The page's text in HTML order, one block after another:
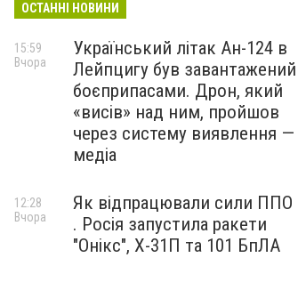
ОСТАННІ НОВИНИ
Український літак Ан-124 в
Лейпцигу був завантажений
боєприпасами. Дрон, який
«висів» над ним, пройшов
через систему виявлення —
медіа
15:59
Вчора
Як відпрацювали сили ППО
. Росія запустила ракети
"Онікс", Х-31П та 101 БпЛА
12:28
Вчора